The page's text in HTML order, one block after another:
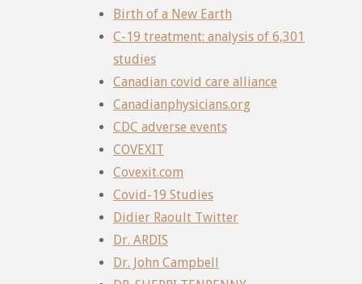
Birth of a New Earth
C-19 treatment: analysis of 6,301
studies
Canadian covid care alliance
Canadianphysicians.org
CDC adverse events
COVEXIT
Covexit.com
Covid-19 Studies
Didier Raoult Twitter
Dr. ARDIS
Dr. John Campbell